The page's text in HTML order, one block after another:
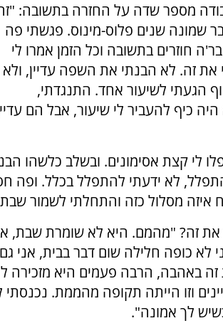
בודה מספר שדה על החזרה בתשובה:
שמונה שנים פלוס-מינוס. פגשתי פה
חוזרים בתשובה וכל הזמן אמרו לי
את זה. לא הבנתי את השפה עדיין, ולא
הגעתי לשיעור אחד. התנגדתי,
כיף להעביר לי שיעור, אבל הם
לי קצת אסימונים. ובשלב כלשהו
לא ידעתי להתפלל בכלל. ופה
איזה מסלול כזה והתחלתי לשמור
את זה? "מהמם. היא לא שומרת שבת,
לא כופה חלילה שום דבר בבית, אני
זה באהבה, הרבה פעמים היא מזכירה
וזו הייתה תקופה מהממת. נכנסתי
לך אמונה".